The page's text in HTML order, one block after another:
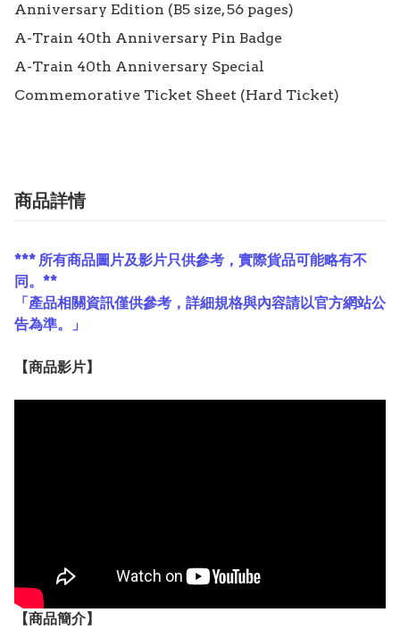
Anniversary Edition (B5 size, 56 pages)
A-Train 40th Anniversary Pin Badge
A-Train 40th Anniversary Special
Commemorative Ticket Sheet (Hard Ticket)
商品詳情
*** 所有商品圖片及影片只供參考，實際貨品可能略有不
同。**
「產品相關資訊僅供參考，詳細規格與內容請以官方網站公
告為準。」
【商品影片】
【商品簡介】